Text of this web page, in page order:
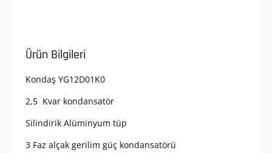
Ürün Bilgileri
Kondaş YG12D01K0
2,5 Kvar kondansatör
Silindirik Alüminyum tüp
3 Faz alçak gerilim güç kondansatörü